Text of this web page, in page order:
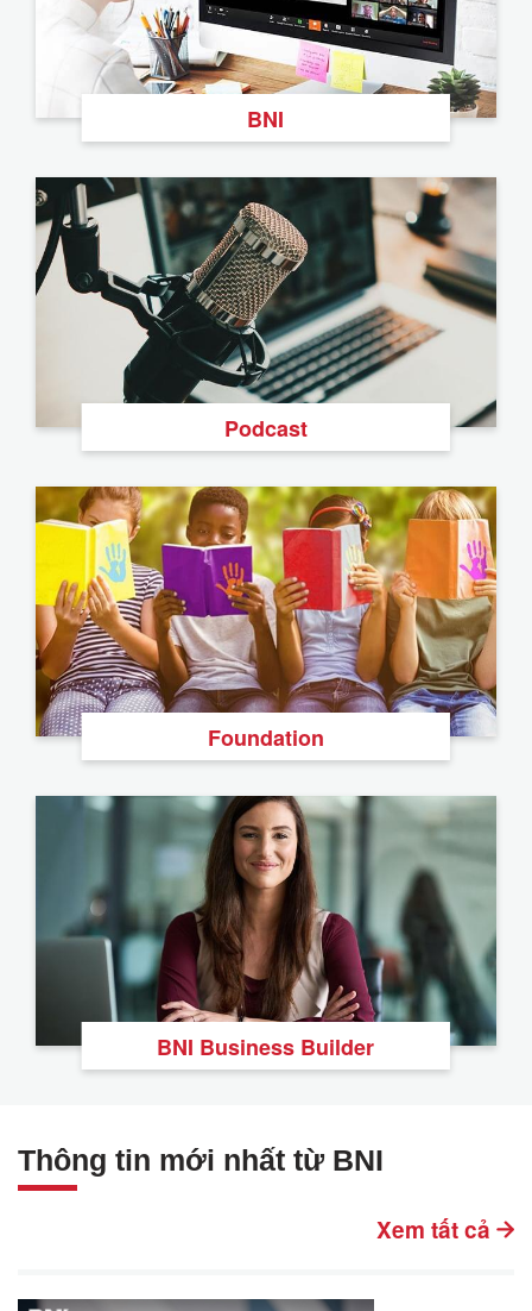
BNI
Podcast
Foundation
BNI Business Builder
Thông tin mới nhất từ BNI
Xem tất cả